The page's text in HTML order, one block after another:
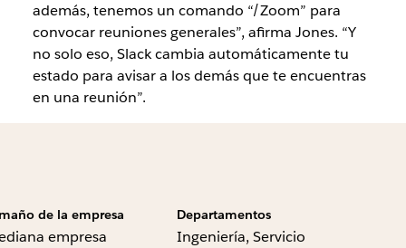
además, tenemos un comando “/Zoom” para
convocar reuniones generales”, afirma Jones. “Y
no solo eso, Slack cambia automáticamente tu
estado para avisar a los demás que te encuentras
en una reunión”.
de la empresa
empresa
Departamentos
Ingeniería, Servicio